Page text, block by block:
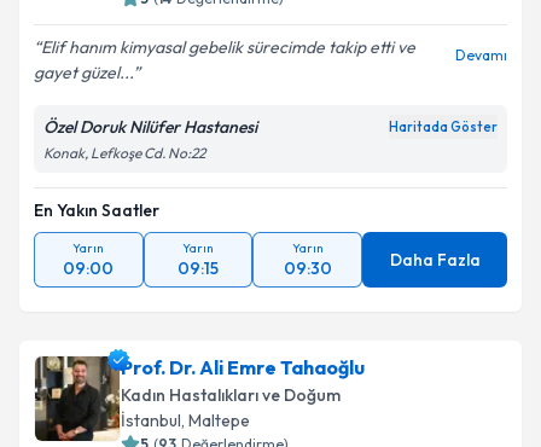
( Değerlendirme)
Elif hanım kimyasal gebelik sürecimde takip etti ve
gayet güzel...
Özel Doruk Nilüfer Hastanesi
Konak, Lefkoşe Cd. No:22
En Yakın Saatler
Yarın
09:00
Yarın
09:15
Yarın
09:30 Daha Fazla
Prof. Dr. Ali Emre Tahaoğlu
Kadın Hastalıkları ve Doğum
İstanbul,Maltepe